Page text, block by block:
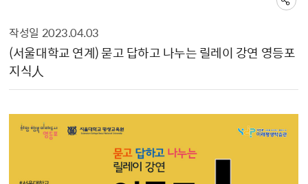
작성일 2023.04.03
(서울대학교 연계) 묻고 답하고 나누는 릴레이 강연 영등포
지식人